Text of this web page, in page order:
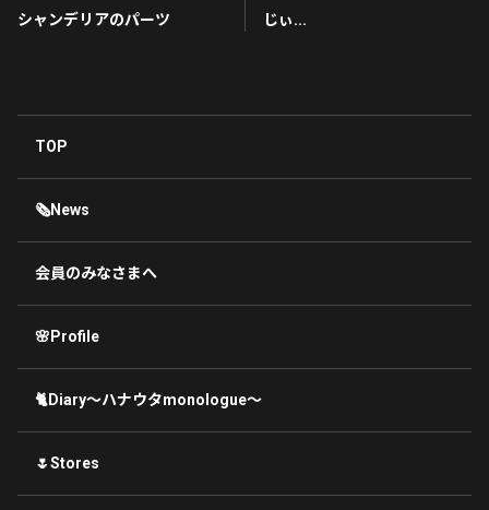
シャンデリアのパーツ じぃ...
TOP
🗞News
会員のみなさまへ
🌸Profile
🐈Diary〜ハナウタmonologue〜
🌷Stores